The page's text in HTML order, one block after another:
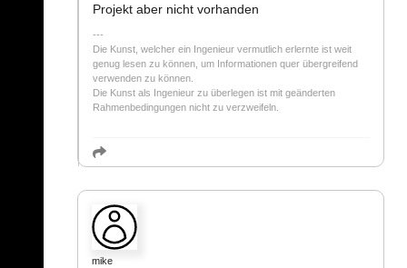
Projekt aber nicht vorhanden
Die Kunst, welcher ein Ingenieur vermutlich erlernte ist weit
genug lesen zu können, um Informationen quer übergreifend
verwenden zu können.
Die Kunst als Ingenieur zu überlegen ist mit geänderten
Rahmenbedingungen nicht zu verzweifeln.
mike